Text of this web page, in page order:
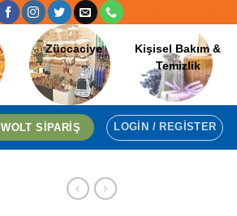
Züccaciye
Kişisel Bakım &
Temizlik
WOLT SIPARIŞ LOGIN / REGISTER